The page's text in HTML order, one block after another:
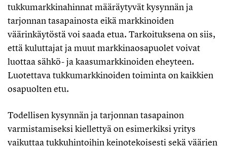
tukkumarkkinahinnat määräytyvät kysynnän ja
tarjonnan tasapainosta eikä markkinoiden
väärinkäytöstä voi saada etua. Tarkoituksena on siis,
että kuluttajat ja muut markkinaosapuolet voivat
luottaa sähkö- ja kaasumarkkinoiden eheyteen.
Luotettava tukkumarkkinoiden toiminta on kaikkien
osapuolten etu.
Todellisen kysynnän ja tarjonnan tasapainon
varmistamiseksi kiellettyä on esimerkiksi yritys
vaikuttaa tukkuhintoihin keinotekoisesti sekä väärien